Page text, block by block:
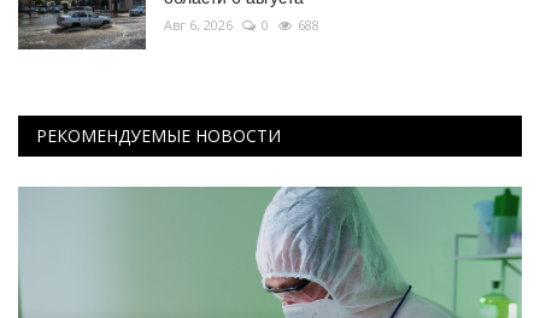
Авг 6, 2026 0 688
РЕКОМЕНДУЕМЫЕ НОВОСТИ